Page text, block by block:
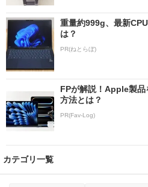
重量約999g、最新
は？
PR(ねとらぼ)
FPが解説！Apple製品
方法とは？
PR(Fav-Log)
カテゴリ一覧